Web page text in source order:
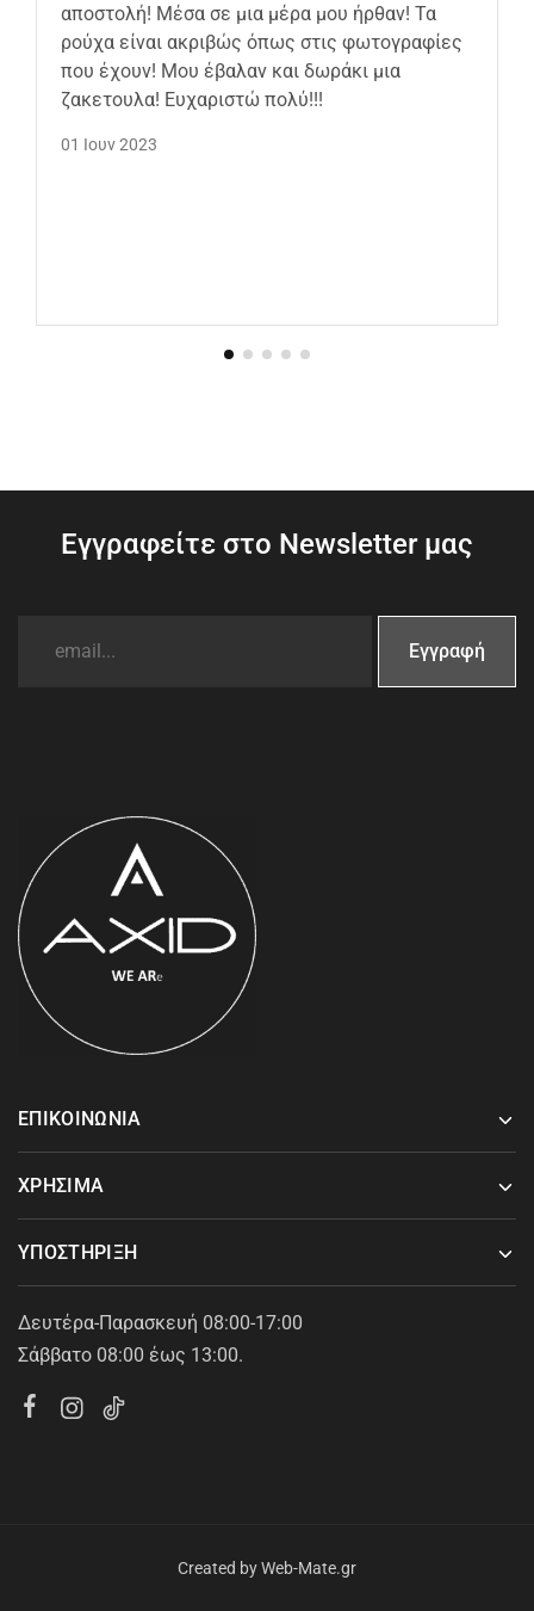
αποστολή! Μέσα σε μια μέρα μου ήρθαν! Τα
ρούχα είναι ακριβώς όπως στις φωτογραφίες
που έχουν! Μου έβαλαν και δωράκι μια
ζακετουλα! Ευχαριστώ πολύ!!!
01 Ιουν 2023
Εγγραφείτε στο Newsletter μας
ΕΠΙΚΟΙΝΩΝΙΑ
ΧΡΗΣΙΜΑ
ΥΠΟΣΤΗΡΙΞΗ
Δευτέρα-Παρασκευή 08:00-17:00
Σάββατο 08:00 έως 13:00.
Created byWeb-Mate.gr